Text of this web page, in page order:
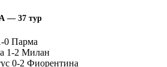
— 37 тур
0 Парма
1-2 Милан
0-2 Фиорентина